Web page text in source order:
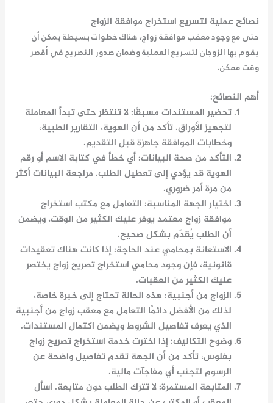
نصائح عملية لتسريع استخراج موافقة الزواج
حتى مع وجودمعقب موافقة زواج، هناك خطوات بسيطة يمكن أن
يقوم بها الزوجان لتسريع العملية وضمان صدور التصريح في أقصر
وقت ممكن.
أهم النصائح:
تحضير المستندات مسبقًا: لا تنتظر حتى تبدأ المعاملة
لتجهيز الأوراق. تأكد من أن الهوية، التقارير الطبية،
وخطابات الموافقة جاهزة قبل التقديم.
التأكد من صحة البيانات: أي خطأ في كتابة الاسم أو رقم
الهوية قد يؤدي إلى تعطيل الطلب. مراجعة البيانات أكثر
من مرة أمر ضروري.
اختيار الجهة المناسبة: التعامل مع مكتب استخراج
موافقة زواج معتمد يوفر عليك الكثير من الوقت، ويضمن
أن الطلب يُقدّم بشكل صحيح.
الاستعانة بمحامي عند الحاجة: إذا كانت هناك تعقيدات
قانونية، فإن وجود محامي استخراج تصريح زواج يختصر
عليك الكثير من العقبات.
الزواج من أجنبية: هذه الحالة تحتاج إلى خبرة خاصة،
لذلك من الأفضل دائمًا التعامل مع معقب زواج من أجنبية
الذي يعرف تفاصيل الشروط ويضمن اكتمال المستندات.
وضوح التكاليف: إذا اخترت خدمة استخراج تصريح زواج
بفلوس، تأكد من أن الجهة تقدم تفاصيل واضحة عن
الرسوم لتجنب أي مفاجآت مالية.
المتابعة المستمرة: لا تترك الطلب دون متابعة. اسأل